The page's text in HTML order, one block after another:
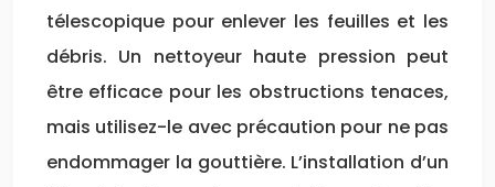
télescopique pour enlever les feuilles et les
débris. Un nettoyeur haute pression peut
être efficace pour les obstructions tenaces,
mais utilisez-le avec précaution pour ne pas
endommager la gouttière. L’installation d’un